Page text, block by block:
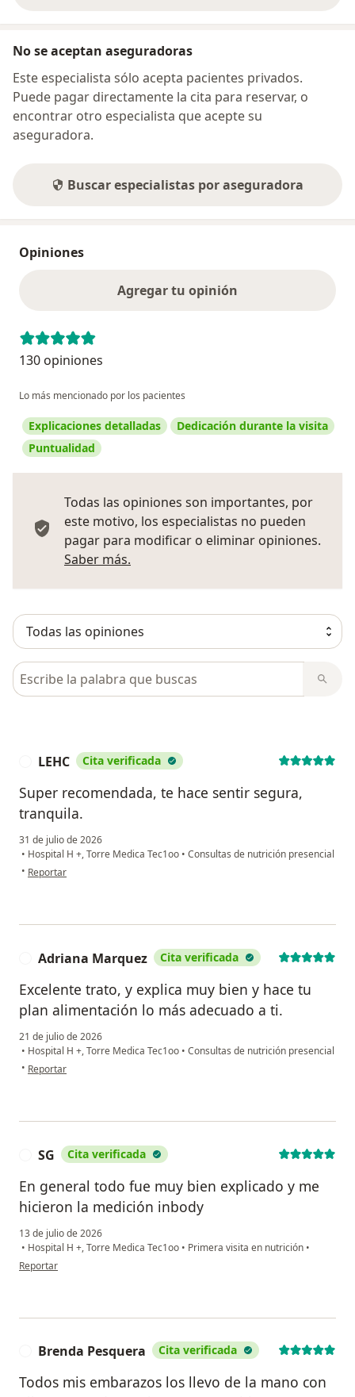
No se aceptan aseguradoras
Este especialista sólo acepta pacientes privados.
Puede pagar directamente la cita para reservar, o
encontrar otro especialista que acepte su
aseguradora.
Buscar especialistas por aseguradora
Opiniones
Agregar tu opinión
130 opiniones
Lo más mencionado por los pacientes
Explicaciones detalladas
Dedicación durante la visita
Puntualidad
Todas las opiniones son importantes, por
este motivo, los especialistas no pueden
pagar para modificar o eliminar opiniones.
Saber más.
Busca en opiniones
LEHC Cita verificada
Super recomendada, te hace sentir segura,
tranquila.
31 de julio de 2026
• Hospital H +, Torre Medica Tec1oo • Consultas de nutrición presencial
• en opinión del usuario LEHC
Reportar
Adriana Marquez Cita verificada
Excelente trato, y explica muy bien y hace tu
plan alimentación lo más adecuado a ti.
21 de julio de 2026
• Hospital H +, Torre Medica Tec1oo • Consultas de nutrición presencial
• en opinión del usuario Adriana Marquez
Reportar
SG Cita verificada
En general todo fue muy bien explicado y me
hicieron la medición inbody
13 de julio de 2026
• Hospital H +, Torre Medica Tec1oo • Primera visita en nutrición •
en opinión del usuario SG
Reportar
Brenda Pesquera Cita verificada
Todos mis embarazos los llevo de la mano con